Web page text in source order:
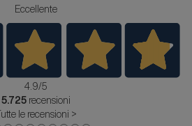
Eccellente
4.9/5
5.725recensioni
Tutte le recensioni >